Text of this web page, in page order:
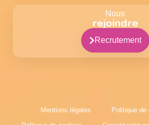
Nous
rejoindre
Recrutement
Mentions légales
Politique